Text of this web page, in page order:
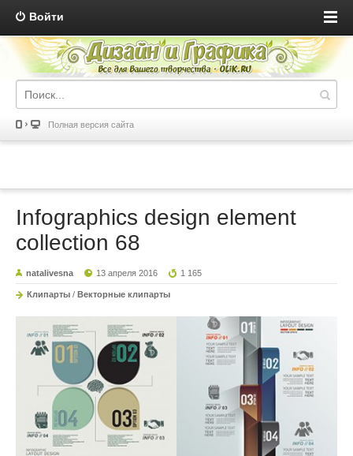
Войти
Полная версия сайта
Infographics design element
collection 68
natalivesna 13 апреля 2016 1 165
Клипарты / Векторные клипарты